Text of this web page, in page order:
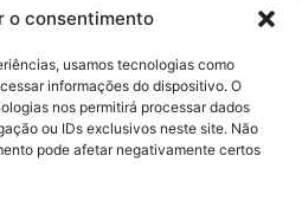
o consentimento
usamos tecnologias como
informações do dispositivo. O
nos permitirá processar dados
ou IDs exclusivos neste site. Não
pode afetar negativamente certos
convoca organizações de
Sólidos